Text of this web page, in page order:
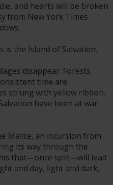
and hearts will be broken
from New York Times
is the Island of Salvation.
disappear. Forests
time are
strung with yellow ribbon.
have been at war
Malice, an incursion from
its way through the
that—once split—will lead
and day, light and dark,